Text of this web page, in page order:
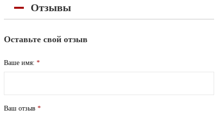
Отзывы
Оставьте свой отзыв
Ваше имя: *
Ваш отзыв *